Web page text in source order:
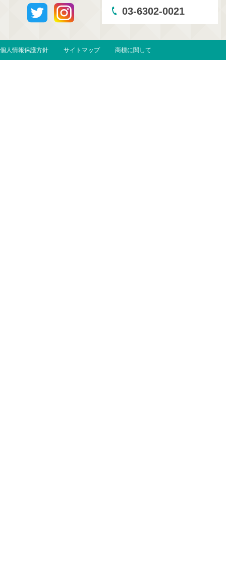
03-6302-0021
個人情報保護方針 サイトマップ 商標に関して